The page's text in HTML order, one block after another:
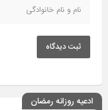
ثبت دیدگاه
ادعیه روزانه رمضان